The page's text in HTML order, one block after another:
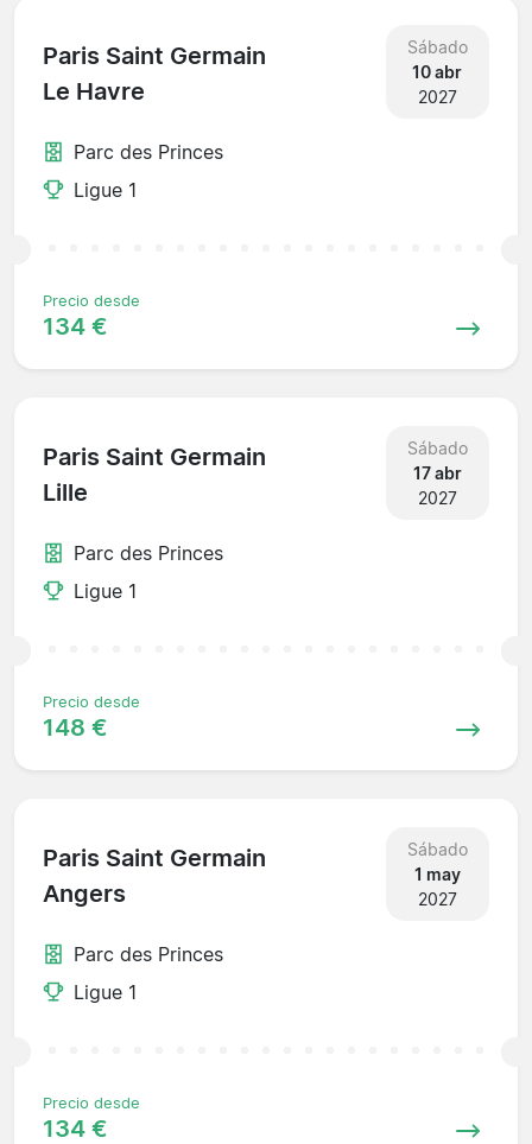
Paris Saint Germain
Le Havre
Sábado
10 abr
2027
Parc des Princes
Ligue 1
Precio desde
134 €
Paris Saint Germain
Lille
Sábado
17 abr
2027
Parc des Princes
Ligue 1
Precio desde
148 €
Paris Saint Germain
Angers
Sábado
1 may
2027
Parc des Princes
Ligue 1
Precio desde
134 €